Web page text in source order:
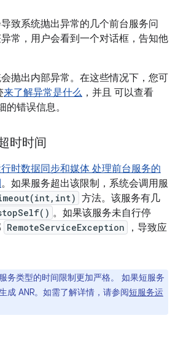
致系统抛出异常的几个前台服务问
常，用户会看到一个对话框，告知他
抛出内部异常。在这些情况下，您可
来了解异常是什么 ，并且 可以查看
的错误信息。
时时间
时数据同步和媒体 处理前台服务的
。如果服务超出该限制，系统会调用服
方法。该服务有几
。如果该服务未自行停
RemoteServiceException
，导致应
务类型的时间限制更加严格。 如果短服务
成 ANR。如需了解详情，请参阅短服务运